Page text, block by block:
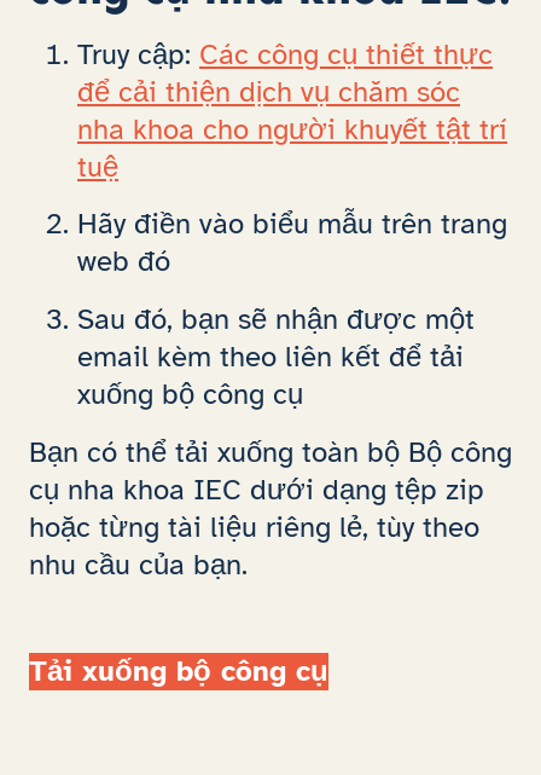
Truy cập: Các công cụ thiết thực
để cải thiện dịch vụ chăm sóc
nha khoa cho người khuyết tật trí
tuệ
Hãy điền vào biểu mẫu trên trang
web đó
Sau đó, bạn sẽ nhận được một
email kèm theo liên kết để tải
xuống bộ công cụ
Bạn có thể tải xuống toàn bộ Bộ công
cụ nha khoa IEC dưới dạng tệp zip
hoặc từng tài liệu riêng lẻ, tùy theo
nhu cầu của bạn.
Tải xuống bộ công cụ